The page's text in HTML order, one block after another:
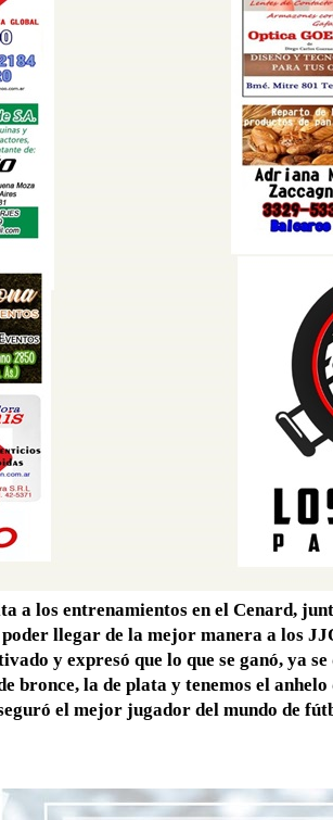
a los entrenamientos en el Cenard,
llegar de la mejor manera a los
y expresó que lo que se ganó, ya
bronce, la de plata y tenemos el
el mejor jugador del mundo de